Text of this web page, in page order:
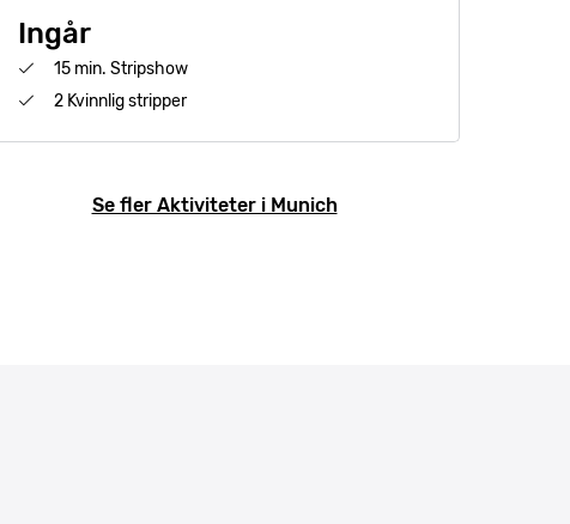
Ingår
15 min. Stripshow
2 Kvinnlig stripper
Se fler Aktiviteter i Munich